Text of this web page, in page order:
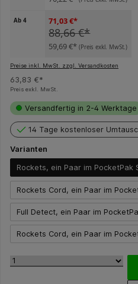
Ab4 71,03 €*
88,66 €*
59,69 €*(Preis exkl. MwSt.)
Preise inkl. MwSt. zzgl. Versandkosten
63,83 €*
Preis exkl. MwSt.
Versandfertig in 2-4 Werktage
14 Tage kostenloser
Varianten
Rockets, ein Paar im PocketPak
Rockets Cord, ein Paar im
Full Detect, ein Paar im
Rockets Cord, ein Paar im